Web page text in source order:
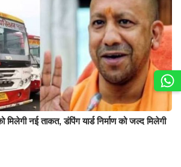
मिलेगी नई ताकत, डंपिंग यार्ड निर्माण को जल्द मिलेगी